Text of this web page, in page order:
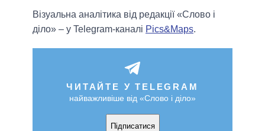
Візуальна аналітика від редакції «Слово і
діло» – у Telegram-каналі Pics&Maps.
ЧИТАЙТЕ У TELEGRAM
найважливіше від «Слово і діло»
Підписатися